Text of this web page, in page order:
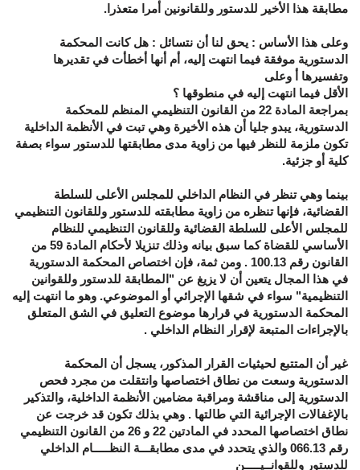
مطابقة هذا الأخير للدستور وللقانونين أمرا متعذرا .
وعلى هذا الأساس : يحق لنا أن نتسائل : هل كانت المحكمة
الدستورية موفقة فيما انتهت إليه، أم أنها أخطأت في تقديرها
وتفسيرها أ وعلى
الأقل فيما انتهت إليه في منطوقها ؟
بمراجعة المادة 22 من القانون التنظيمي المنظم للمحكمة
الدستورية، يبدو جليا أن هذه الأخيرة وهي تبت في الأنظمة الداخلية
تكون ملزمة للنظر فيها من زاوية مدى مطابقتها للدستور سواء بصفة
كلية أو جزئية.
بينما وهي تنظر في النظام الداخلي للمجلس الأعلى للسلطة
القضائية، فإنها تنظره من زاوية مطابقته للدستور وللقانون التنظيمي
للمجلس الأعلى للسلطة القضائية وللقانون التنظيمي للنظام
الأساسي للقضاة كما سبق بيانه وذلك تنزيلا لأحكام المادة
من
القانون رقم 100.13 .
ومن ثمة، فإن اختصاص المحكمة الدستورية
في هذا المجال يتعين أن لا يزيغ عن " المطابقة للدستور وللقوانين
التنظيمية" سواء في شقها الإجرائي أو الموضوعي. وهو ما انتهت إليه
المحكمة الدستورية في قرارها موضوع التعليق في الشق المتعلق
بالإجراءات المتبعة لإقرار النظام الداخلي .
غير أن المتتبع لحيثيات القرار المذكور، يسجل أن المحكمة
الدستورية وسعت من نطاق اختصاصها وانتقلت من مجرد فحص
الدستورية إلى مناقشة ومراقبة مضامين الأنظمة الداخلية، والتذكير
بالإغفالات الإجرائية التي طالتها . وهي بذلك تكون قد خرجت عن
نطاق اختصاصها المحدد في المادتين 22 و 26 من القانون التنظيمي
رقم 066.13 والذي يتحدد في مدى مطابقـــة النظـــــام الداخلي
للدستور وللقوانــيـــــن